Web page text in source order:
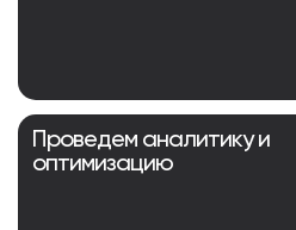
Проведем аналитику и
оптимизацию